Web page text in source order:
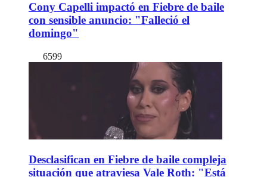
Cony Capelli impactó en Fiebre de baile
con sensible anuncio: "Falleció el
domingo"
6599
Desclasifican en Fiebre de baile compleja
situación que atraviesa Vale Roth: "Está